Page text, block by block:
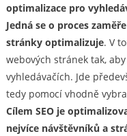
optimalizace pro
Jedná se o proces
stránky optimalizuje. V
webových stránek tak,
vyhledávačích. Jde
tedy pomocí vhodně
Cílem SEO je
nejvíce návštěvníků a